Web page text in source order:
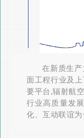
在新质生产
面工程行业及
要平台,辐射航
行业高质量发
化、互动联谊为